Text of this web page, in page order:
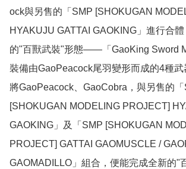
ock與另售的「SMP [SHOKUGAN
HYAKUJU GATTAI GAOKING」進行合
的"百獸武裝"形態——「GaoKing Sword
裝備由GaoPeacock尾羽變形而成的4種武
將GaoPeacock、GaoCobra，與另售的「
[SHOKUGAN MODELING PROJECT]
GAOKING」及「SMP [SHOKUGAN
PROJECT] GATTAI GAOMUSCLE /
GAOMADILLO」組合，便能完成全新的"